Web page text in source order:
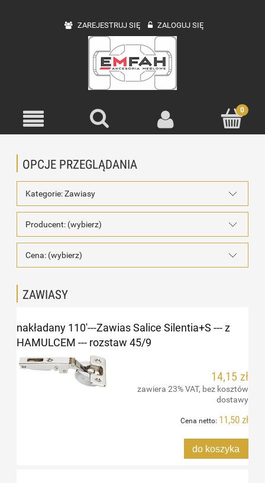
ZAREJESTRUJ SIĘ ZALOGUJ SIĘ
OPCJE PRZEGLĄDANIA
Kategorie: Zawiasy
Producent: (wybierz)
Cena: (wybierz)
ZAWIASY
nakładany 110'---Zawias Salice Silentia+S --- z
HAMULCEM --- rozstaw 45/9
14,15 zł
zawiera 23% VAT, bez kosztów
dostawy
Cena netto: 11,50 zł
do koszyka